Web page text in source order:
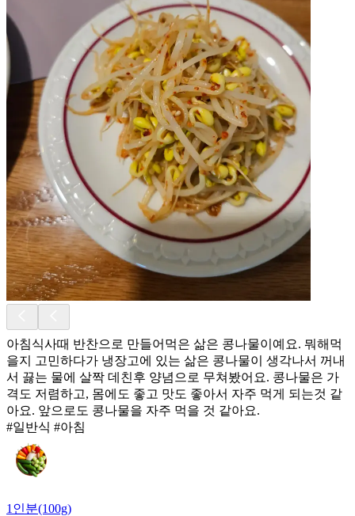
아침식사때 반찬으로 만들어먹은 삶은 콩나물이예요. 뭐해먹
을지 고민하다가 냉장고에 있는 삶은 콩나물이 생각나서 꺼내
서 끓는 물에 살짝 데친후 양념으로 무쳐봤어요. 콩나물은 가
격도 저렴하고, 몸에도 좋고 맛도 좋아서 자주 먹게 되는것 같
아요. 앞으로도 콩나물을 자주 먹을 것 같아요.
#일반식 #아침
1인분(100g)